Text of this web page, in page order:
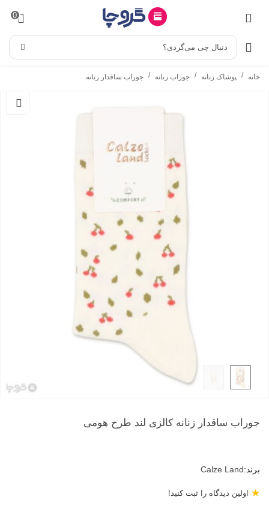
0
دنبال چی می‌گردی؟
خانه / پوشاک زنانه / جوراب زنانه / جوراب ساقدار زنانه
جوراب ساقدار زنانه کالزی لند طرح هومی
برند:Calze Land
اولین دیدگاه را ثبت کنید! ★